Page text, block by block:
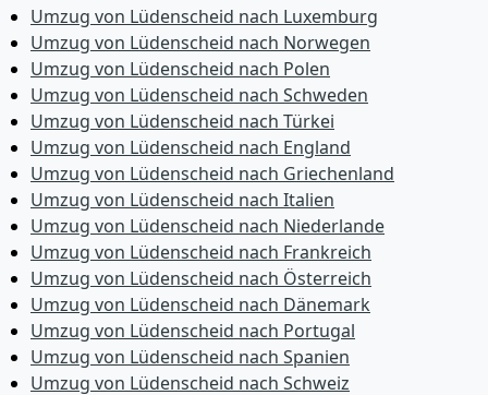
Umzug von Lüdenscheid nach Luxemburg
Umzug von Lüdenscheid nach Norwegen
Umzug von Lüdenscheid nach Polen
Umzug von Lüdenscheid nach Schweden
Umzug von Lüdenscheid nach Türkei
Umzug von Lüdenscheid nach England
Umzug von Lüdenscheid nach Griechenland
Umzug von Lüdenscheid nach Italien
Umzug von Lüdenscheid nach Niederlande
Umzug von Lüdenscheid nach Frankreich
Umzug von Lüdenscheid nach Österreich
Umzug von Lüdenscheid nach Dänemark
Umzug von Lüdenscheid nach Portugal
Umzug von Lüdenscheid nach Spanien
Umzug von Lüdenscheid nach Schweiz